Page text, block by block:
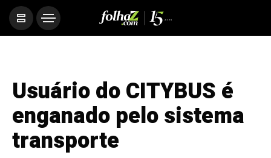
Usuário do CITYBUS é
enganado pelo sistema
transporte